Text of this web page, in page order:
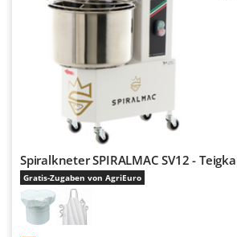
Spiralkneter SPIRALMAC SV12 -
Gratis-Zugaben von AgriEuro